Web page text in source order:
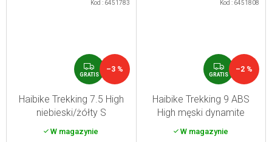
G
R
A
T
S
GRATIS
–3 %
Haibike Trekking 7.5 High
niebieski/żółty S
W magazynie
Kod : 6451783
G
R
A
T
S
GRATIS
–2 %
Haibike Trekking 9 ABS
High męski dynamite
W magazynie
Kod : 6451808